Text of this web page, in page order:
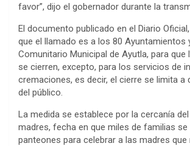
favor”, dijo el gobernador durante la
El documento publicado en el Diario
que el llamado es a los 80 Ayuntamientos
Comunitario Municipal de Ayutla, para que
se cierren, excepto, para los servicios de
cremaciones, es decir, el cierre se limita a
del público.
La medida se establece por la cercanía
madres, fecha en que miles de familias
panteones para celebrar a las madres que